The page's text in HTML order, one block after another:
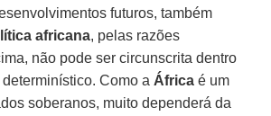
futuros, também
africana, pelas razões
não pode ser circunscrita dentro
Como a África é um
soberanos, muito dependerá da